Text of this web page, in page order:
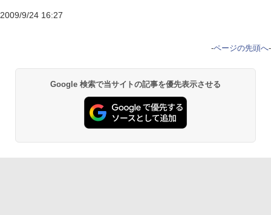
2009/9/24 16:27
-ページの先頭へ-
Google 検索で当サイトの記事を優先表示させる